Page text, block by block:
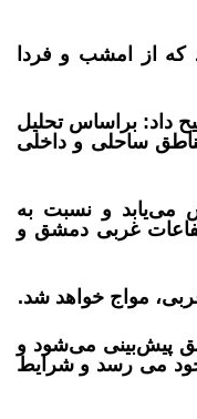
که از امشب و فردا
داد: براساس تحلیل‌
ساحلی و داخلی
می‌یابد و نسبت به
غربی دمشق و
مواج خواهد شد.
پیش‌بینی می‌شود و
پایین ترین حد خود می رسد و شرایط